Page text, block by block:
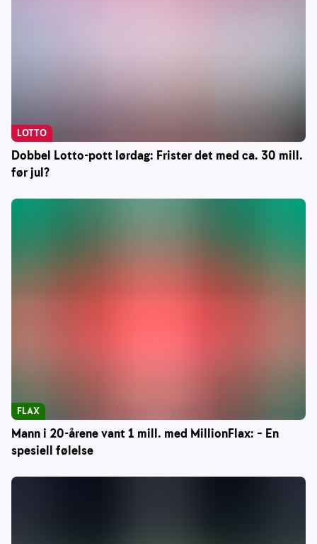
Dobbel Lotto-pott lørdag: Frister det med ca. 30 mill.
før jul?
LOTTO
Mann i 20-årene vant 1 mill. med MillionFlax: – En
spesiell følelse
FLAX